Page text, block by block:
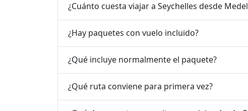
¿Cuánto cuesta viajar a Seychelles desde
¿Hay paquetes con vuelo incluido?
¿Qué incluye normalmente el paquete?
¿Qué ruta conviene para primera vez?